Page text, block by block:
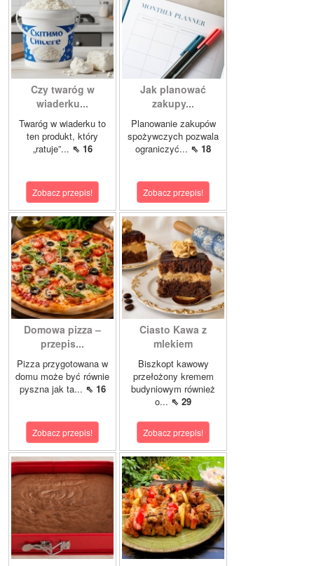
Czy twaróg w
wiaderku...
Twaróg w wiaderku to
ten produkt, który
„ratuje”... ⇖ 16
Zobacz przepis!
Jak planować
zakupy...
Planowanie zakupów
spożywczych pozwala
ograniczyć... ⇖ 18
Zobacz przepis!
Domowa pizza –
przepis...
Pizza przygotowana w
domu może być równie
pyszna jak ta... ⇖ 16
Zobacz przepis!
Ciasto Kawa z
mlekiem
Biszkopt kawowy
przełożony kremem
budyniowym również
o... ⇖ 29
Zobacz przepis!